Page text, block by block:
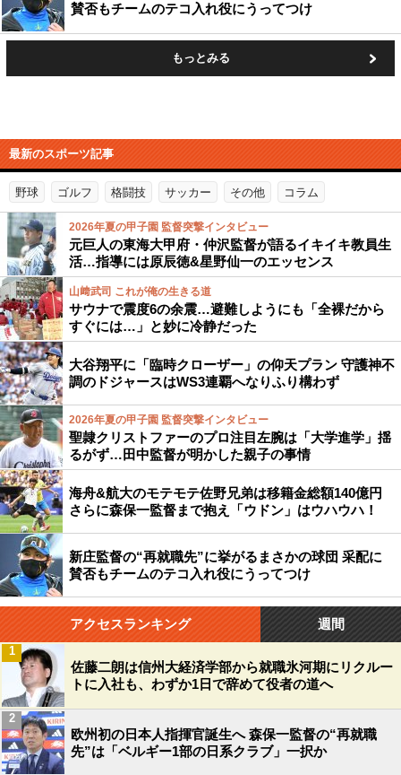
賛否もチームのテコ入れ役にうってつけ
もっとみる
最新のスポーツ記事
野球 ゴルフ 格闘技 サッカー その他 コラム
2026年夏の甲子園 監督突撃インタビュー
元巨人の東海大甲府・仲沢監督が語るイキイキ教員生
活…指導には原辰徳&星野仙一のエッセンス
山﨑武司 これが俺の生きる道
サウナで震度6の余震…避難しようにも「全裸だから
すぐには…」と妙に冷静だった
大谷翔平に「臨時クローザー」の仰天プラン 守護神不
調のドジャースはWS3連覇へなりふり構わず
2026年夏の甲子園 監督突撃インタビュー
聖隷クリストファーのプロ注目左腕は「大学進学」揺
るがず…田中監督が明かした親子の事情
海舟&航大のモテモテ佐野兄弟は移籍金総額140億円
さらに森保一監督まで抱え「ウドン」はウハウハ！
新庄監督の“再就職先”に挙がるまさかの球団 采配に
賛否もチームのテコ入れ役にうってつけ
アクセスランキング 週間
佐藤二朗は信州大経済学部から就職氷河期にリクルー
トに入社も、わずか1日で辞めて役者の道へ
1
欧州初の日本人指揮官誕生へ 森保一監督の“再就職
先”は「ベルギー1部の日系クラブ」一択か
2